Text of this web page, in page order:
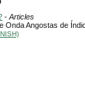
- Articles
Onda Angostas de